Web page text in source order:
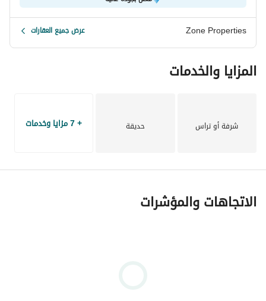
سكنية وادارية وتجارية داخل مدينتي وخارجها سواء ان كانت للبيع
او ل
Zone Properties عرض جميع العقارات
المزايا والخدمات
شرفة أو تراس حديقة + 7 مزايا وخدمات
الاتجاهات والمؤشرات